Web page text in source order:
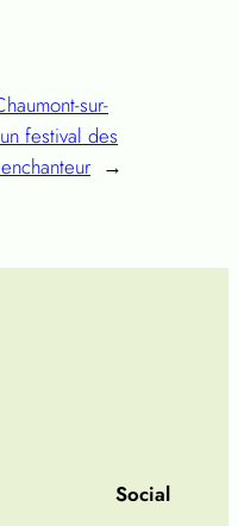
sur-
festival des
→
Social